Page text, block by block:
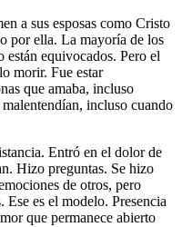
a sus esposas como Cristo
por ella. La mayoría de los
equivocados. Pero el
morir. Fue estar
que amaba, incluso
incluso cuando
Entró en el dolor de
Hizo preguntas. Se hizo
de otros, pero
es el modelo. Presencia
que permanece abierto